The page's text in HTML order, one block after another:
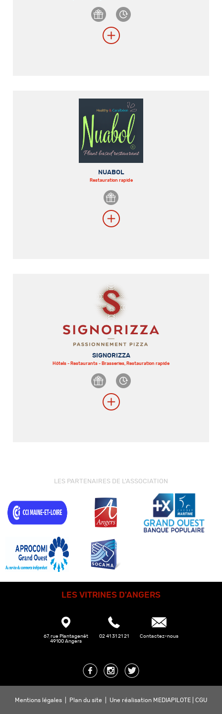
NUABOL
Restauration rapide
SIGNORIZZA
Hôtels - Restaurants - Brasseries, Restauration rapide
LES PARTENAIRES DE L'ASSOCIATION
LES VITRINES D'ANGERS
67, rue Plantagenêt
49100 Angers
02 41 31 21 21 Contactez-nous
Mentions légales Plan du site Une réalisation MEDIAPILOTE CGU